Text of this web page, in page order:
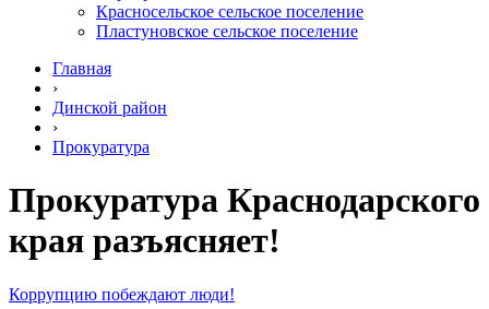
Красносельское сельское поселение
Пластуновское сельское поселение
Главная
›
Динской район
›
Прокуратура
Прокуратура Краснодарского
края разъясняет!
Коррупцию побеждают люди!